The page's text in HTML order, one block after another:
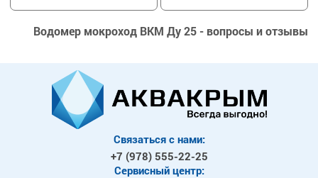
Водомер мокроход ВКМ Ду 25 - вопросы и отзывы
Связаться с нами:
+7 (978) 555-22-25
Сервисный центр: